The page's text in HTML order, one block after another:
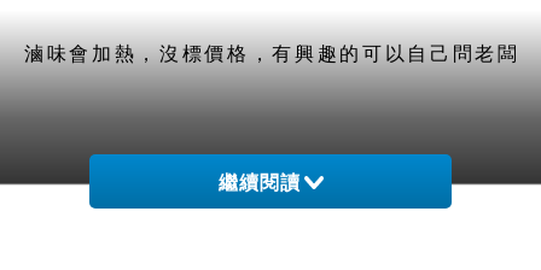
滷味會加熱，沒標價格，有興趣的可以自己問老闆
乾意麵（小碗）：肉燥鋪好鋪滿不手軟
繼續閱讀